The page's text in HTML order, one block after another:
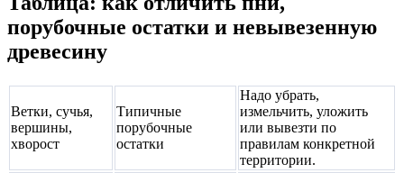
порубочные остатки и невывезенную
древесину
Ветки, сучья,
вершины,
хворост
Типичные
порубочные
остатки
Надо убрать,
измельчить, уложить
или вывезти по
правилам конкретной
территории.